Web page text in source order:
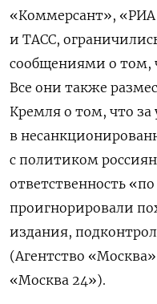
«Коммерсант»,
и ТАСС,
сообщениями о том,
Все они также
Кремля о том, что за
в
с политиком
ответственность
проигнорировали
издания,
(Агентство
«Москва 24»).